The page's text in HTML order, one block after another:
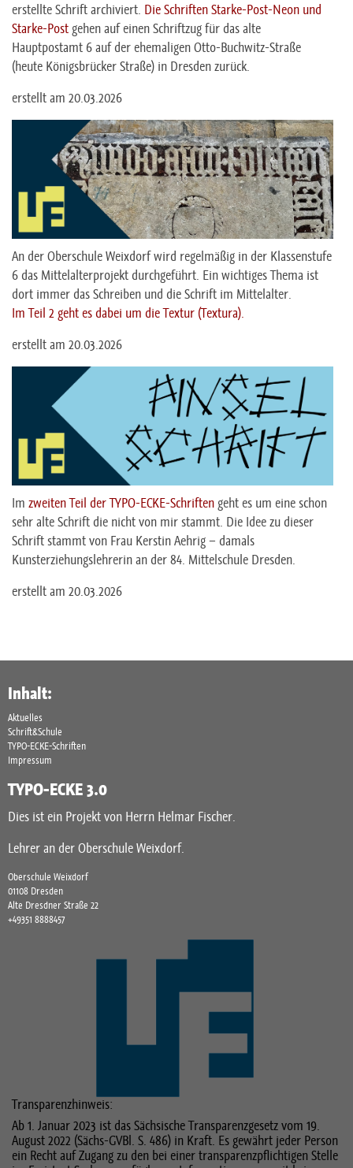
erstellte Schrift archiviert. Die Schriften Starke-Post-Neon und
Starke-Post gehen auf einen Schriftzug für das alte
Hauptpostamt 6 auf der ehemaligen Otto-Buchwitz-Straße
(heute Königsbrücker Straße) in Dresden zurück.
erstellt am 20.03.2026
An der Oberschule Weixdorf wird regelmäßig in der Klassenstufe
6 das Mittelalterprojekt durchgeführt. Ein wichtiges Thema ist
dort immer das Schreiben und die Schrift im Mittelalter.
Im Teil 2 geht es dabei um die Textur (Textura).
erstellt am 20.03.2026
Im zweiten Teil der TYPO-ECKE-Schriften geht es um eine schon
sehr alte Schrift die nicht von mir stammt. Die Idee zu dieser
Schrift stammt von Frau Kerstin Aehrig – damals
Kunsterziehungslehrerin an der 84. Mittelschule Dresden.
erstellt am 20.03.2026
Inhalt:
Aktuelles
Schrift&Schule
TYPO-ECKE-Schriften
Impressum
TYPO-ECKE 3.0
Dies ist ein Projekt von Herrn Helmar Fischer.
Lehrer an der Oberschule Weixdorf.
Oberschule Weixdorf
01108 Dresden
Alte Dresdner Straße 22
+49351 8888457
Transparenzhinweis:
Ab 1. Januar 2023 ist das Sächsische Transparenzgesetz vom 19.
August 2022 (Sächs-GVBl. S. 486) in Kraft. Es gewährt jeder Person
ein Recht auf Zugang zu den bei einer transparenzpflichtigen Stelle